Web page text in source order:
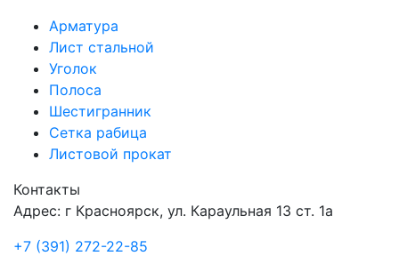
Арматура
Лист стальной
Уголок
Полоса
Шестигранник
Сетка рабица
Листовой прокат
Контакты
Адрес: г Красноярск, ул. Караульная 13 ст. 1а
+7 (391) 272-22-85